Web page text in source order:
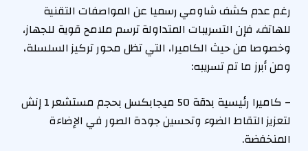
رغم عدم كشف شاومي رسميا عن المواصفات التقنية
للهاتف، فإن التسريبات المتداولة ترسم ملامح قوية للجهاز،
وخصوصا من حيث الكاميرا، التي تظل محور تركيز السلسلة،
ومن أبرز ما تم تسريبه:
– كاميرا رئيسية بدقة 50 ميجابكسل بحجم مستشعر 1 إنش
لتعزيز التقاط الضوء وتحسين جودة الصور في الإضاءة
المنخفضة.